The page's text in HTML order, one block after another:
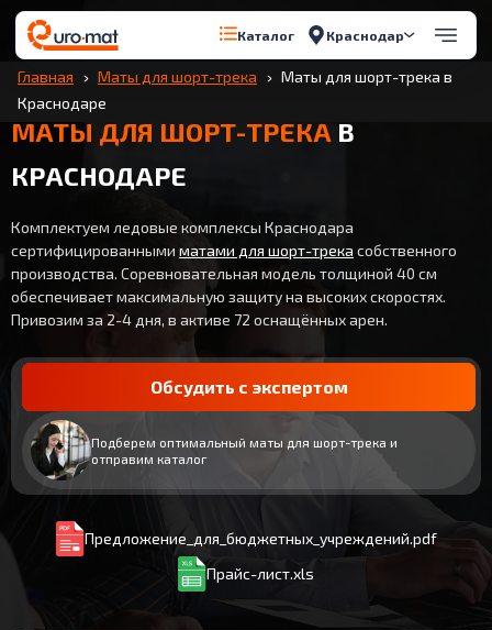
Каталог Краснодар
Главная Маты для шорт-трека
Маты для шорт-трека в
Краснодаре
МАТЫ ДЛЯ ШОРТ-ТРЕКА В
КРАСНОДАРЕ
Комплектуем ледовые комплексы Краснодара
сертифицированными матами для шорт-трека собственного
производства. Соревновательная модель толщиной 40 см
обеспечивает максимальную защиту на высоких скоростях.
Привозим за 2-4 дня, в активе 72 оснащённых арен.
Обсудить с экспертом
Подберем оптимальный маты для шорт-трека и
отправим каталог
Предложение_для_бюджетных_учреждений.pdf
Прайс-лист.xls